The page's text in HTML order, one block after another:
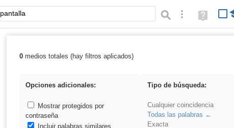
Palabra o frase: Búsqueda avanzada
Ayuda
(en
Resultados de: pantalla
0medios totales (hay filtros aplicados)
Opciones adicionales:
Mostrar protegidos por
contraseña
Incluir palabras similares
Tipo de búsqueda:
Cualquier coincidencia
Todas las palabras
Exacta